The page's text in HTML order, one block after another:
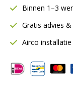
|
10-
1400
aantal
Binnen 1–3
Gratis advies
Airco